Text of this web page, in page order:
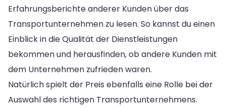
Erfahrungsberichte anderer Kunden über das
Transportunternehmen zu lesen. So kannst du einen
Einblick in die Qualität der Dienstleistungen
bekommen und herausfinden, ob andere Kunden mit
dem Unternehmen zufrieden waren.
Natürlich spielt der Preis ebenfalls eine Rolle bei der
Auswahl des richtigen Transportunternehmens.